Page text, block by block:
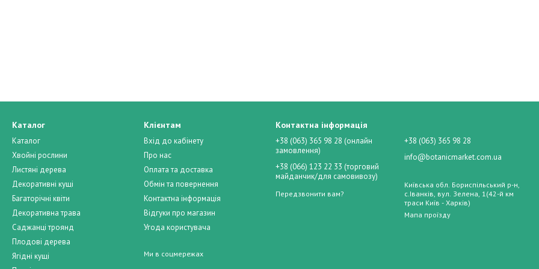
форма з строкатою хвоєю: на
особливо на кінчиках, є часті
Висота куща близько 50 см при діаметрі до 1,5 м. Крона щільна, розлога.
Каталог
Каталог
Хвойні рослини
Листяні дерева
Декоративні кущі
Багаторічні квіти
Декоративна трава
Саджанці троянд
Плодові дерева
Ягідні кущі
Клієнтам
Вхід до кабінету
Про нас
Оплата та доставка
Обмін та повернення
Контактна інформація
Відгуки про магазин
Угода користувача
Ми в соцмережах
Контактна інформація
+38 (063) 365 98 28 (онлайн
замовлення)
+38 (066) 123 22 33 (торговий
майданчик/для самовивозу)
Передзвонити вам?
+38 (063) 365 98 28
info@botanicmarket.com.ua
Київська обл. Бориспільський р-н,
с.Іванків, вул. Зелена, 1(42-й км
траси Київ - Харків)
Мапа проїзду